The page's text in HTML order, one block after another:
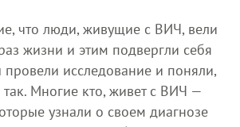
что люди, живущие с ВИЧ, вели
жизни и этим подвергли себя
исследование и поняли,
так. Многие кто, живет с ВИЧ —
узнали о своем диагнозе